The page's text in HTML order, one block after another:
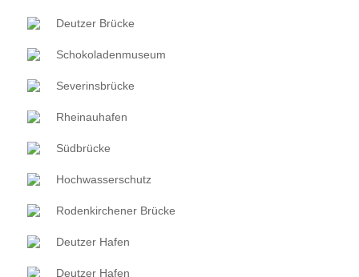
Deutzer Brücke
Schokoladenmuseum
Severinsbrücke
Rheinauhafen
Südbrücke
Hochwasserschutz
Rodenkirchener Brücke
Deutzer Hafen
Deutzer Hafen